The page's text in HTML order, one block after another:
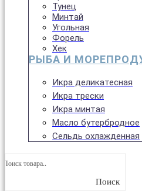
Тунец
Минтай
Угольная
Форель
Хек
РЫБА И
Икра деликатесная
Икра трески
Икра минтая
Масло бутербродное
Сельдь охлажденная
Поиск